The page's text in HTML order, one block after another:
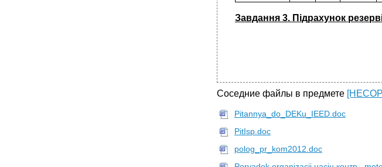
Завдання 3. Підрахунок
Соседние файлы в предмете
Pitannya_do_DEKu_IEED.doc
PitIsp.doc
polog_pr_kom2012.doc